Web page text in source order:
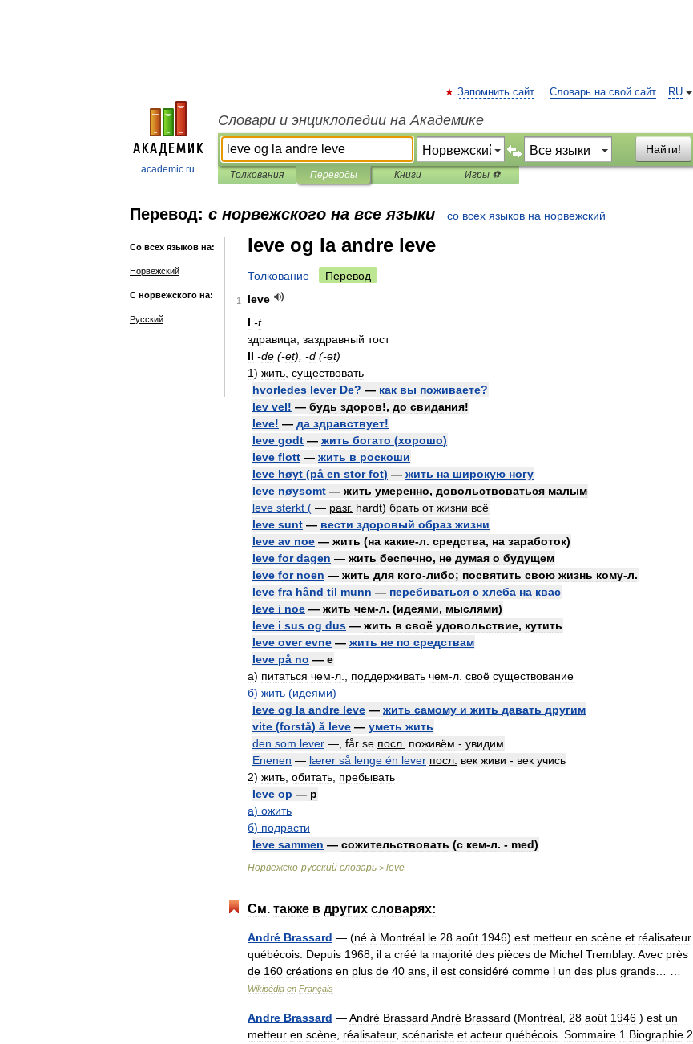
academic.ru
RU
Запомнить сайт Словарь на свой сайт
Словари и энциклопедии на Академике
Найти!
Толкования Переводы Книги Игры ⚽
Перевод: с норвежского на все языки со всех языков на норвежский
Со всех языков на:
Норвежский
С норвежского на:
Русский
leve og la andre leve
Толкование Перевод
1
leve
I -t
здравица заздравный тост
II -de (-et), -d (-et)
1) жить существовать
hvorledes lever De? — как вы поживаете?
lev vel! — будь здоров!, до свидания!
leve! — да здравствует!
leve godt — жить богато (хорошо)
leve flott — жить в роскоши
leve høyt (på en stor fot) — жить на широкую ногу
leve nøysomt — жить умеренно, довольствоваться малым
leve sterkt ( — разг. hardt) брать от жизни всё
leve sunt — вести здоровый образ жизни
leve av noe — жить (на какие-л. средства, на заработок)
leve for dagen — жить беспечно, не думая о будущем
leve for noen — жить для кого-либо; посвятить свою жизнь кому-л.
leve fra hånd til munn — перебиваться с хлеба на квас
leve i noe — жить чем-л. (идеями, мыслями)
leve i sus og dus — жить в своё удовольствие, кутить
leve over evne — жить не по средствам
leve på no — e
а) питаться чем-л поддерживать чем-л своё существование
б) жить (идеями)
leve og la andre leve — жить самому и жить давать другим
vite (forstå) å leve — уметь жить
den som lever —, får se посл поживём - увидим
Enenen — lærer så lenge én lever посл век живи - век учись
2) жить обитать пребывать
leve op — p
а) ожить
б) подрасти
leve sammen — сожительствовать (с кем-л. - med)
Норвежско-русский словарь > leve
См. также в других словарях:
André Brassard — (né à Montréal le 28 août 1946) est metteur en scène et réalisateur
québécois Depuis 1968 il a créé la majorité des pièces de Michel Tremblay. Avec près
de 160 créations en plus de 40 ans il est considéré comme l un des plus grands
Wikipédia en Français
Andre Brassard —André Brassard André Brassard (Montréal 28 août 1946 ) est un
metteur en scène réalisateur, scénariste et acteur québécois Sommaire 1 Biographie 2